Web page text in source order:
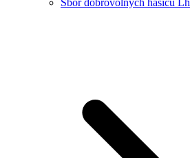
Sbor dobrovolných hasičů